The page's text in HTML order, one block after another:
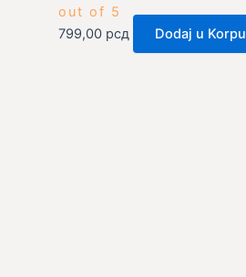
out of 5
799,00 рсд Dodaj u Korpu